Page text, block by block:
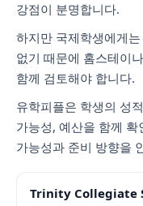
강점이 분명합니다.
하지만 국제학생에게
없기 때문에 홈스테이
함께 검토해야 합니다.
유학피플은 학생의 성
가능성, 예산을 함께
가능성과 준비 방향을
Trinity Collegiate